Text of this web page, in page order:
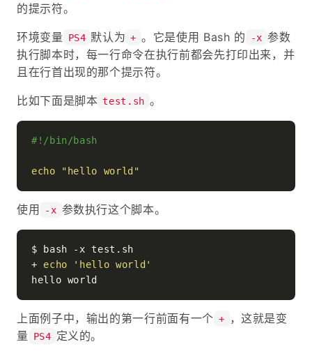
的提示符。
环境变量 PS4 默认为 + 。它是使用 Bash 的 -x 参数
执行脚本时，每一行命令在执行前都会先打印出来，并
且在行首出现的那个提示符。
比如下面是脚本 test.sh 。
#!/bin/bash
echo "hello world"
使用 -x 参数执行这个脚本。
$ bash -x test.sh
+ echo
'hello world'
上面例子中，输出的第一行前面有一个 +
，这就是变
量
PS4 定义的。